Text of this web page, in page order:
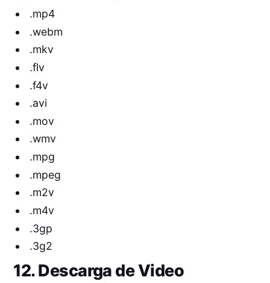
.mp4
.webm
.mkv
.flv
.f4v
.avi
.mov
.wmv
.mpg
.mpeg
.m2v
.m4v
.3gp
.3g2
12. Descarga de Video